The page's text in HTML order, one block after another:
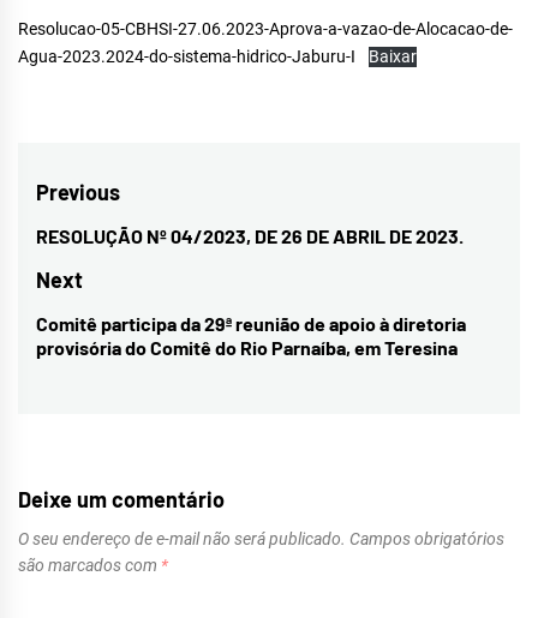
Resolucao-05-CBHSI-27.06.2023-Aprova-a-vazao-de-Alocacao-de-
Agua-2023.2024-do-sistema-hidrico-Jaburu-I
Baixar
Navegação
de
Post
Previous
Previous
post:
RESOLUÇÃO Nº 04/2023, DE 26 DE ABRIL DE 2023.
Next
Next
post:
Comitê participa da 29ª reunião de apoio à diretoria
provisória do Comitê do Rio Parnaíba, em Teresina
Deixe um comentário
O seu endereço de e-mail não será publicado. Campos obrigatórios
são marcados com *